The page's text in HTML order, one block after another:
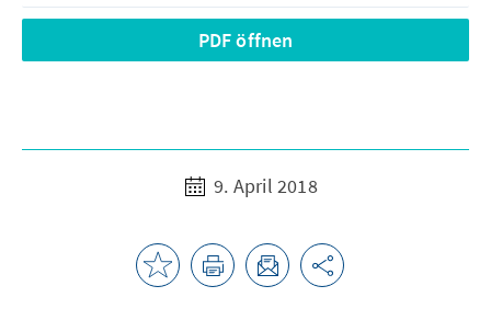
PDF öffnen
9. April 2018